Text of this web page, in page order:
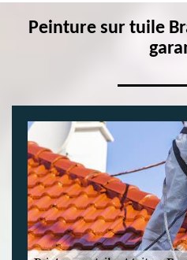
Peinture sur tuile